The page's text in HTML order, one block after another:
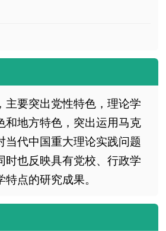
主要突出党性特色，理论学
和地方特色，突出运用马克
当代中国重大理论实践问题
时也反映具有党校、行政学
点的研究成果。